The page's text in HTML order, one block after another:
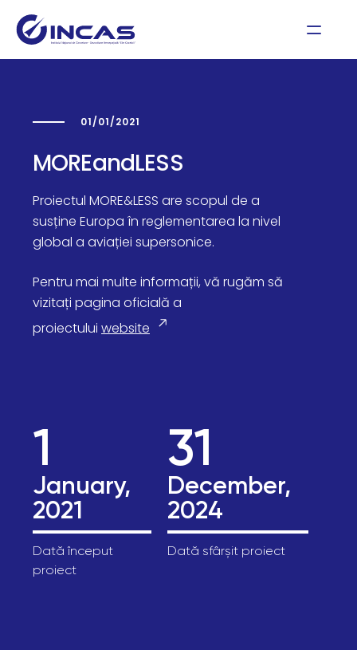
01/01/2021
MOREandLESS
Proiectul MORE&LESS are scopul de a
susține Europa în reglementarea la nivel
global a aviației supersonice.
Pentru mai multe informații, vă rugăm să
vizitați pagina oficială a
proiectului website
1
January,
2021
Dată început
proiect
31
December,
2024
Dată sfârșit proiect